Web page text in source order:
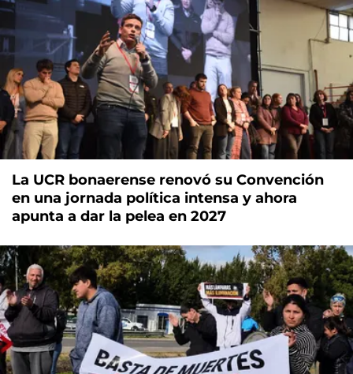
La UCR bonaerense renovó su Convención
en una jornada política intensa y ahora
apunta a dar la pelea en 2027